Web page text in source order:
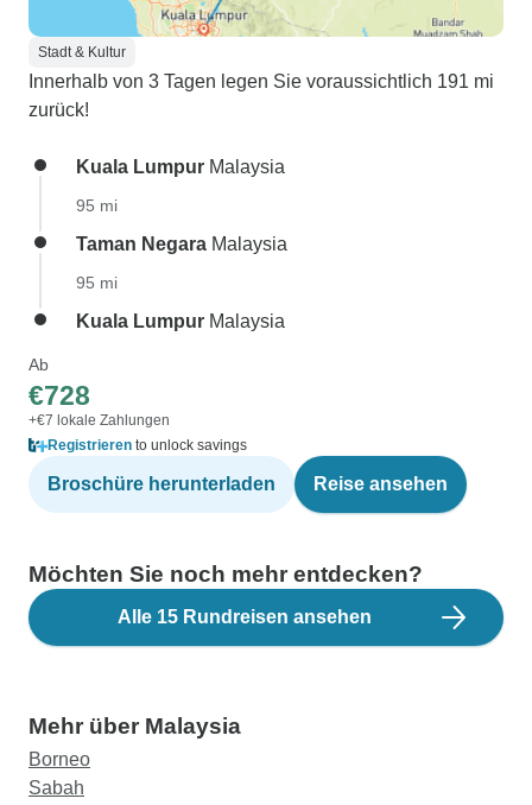
Stadt & Kultur
Innerhalb von 3 Tagen legen Sie voraussichtlich 191 mi
zurück!
Kuala Lumpur Malaysia
95 mi
Taman Negara Malaysia
95 mi
Kuala Lumpur Malaysia
Ab
€728
+€7 lokale Zahlungen
Registrieren to unlock savings
Broschüre herunterladen Reise ansehen
Möchten Sie noch mehr entdecken?
Alle 15 Rundreisen ansehen
Mehr über Malaysia
Borneo
Sabah